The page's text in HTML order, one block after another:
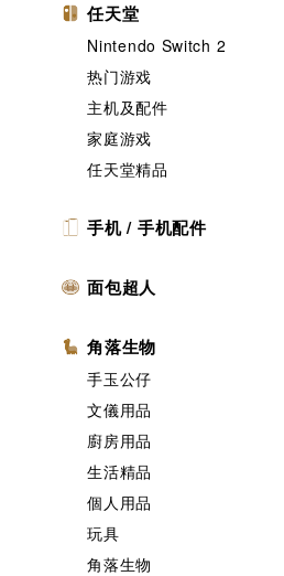
任天堂
Nintendo Switch 2
热门游戏
主机及配件
家庭游戏
任天堂精品
手机 / 手机配件
面包超人
角落生物
手玉公仔
文儀用品
廚房用品
生活精品
個人用品
玩具
角落生物